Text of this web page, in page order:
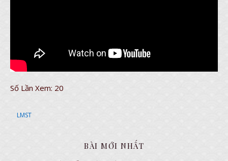
Số Lần Xem: 20
LMST
BÀI MỚI NHẤT